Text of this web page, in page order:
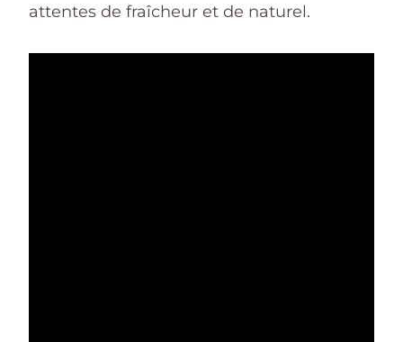
attentes de fraîcheur et de naturel.